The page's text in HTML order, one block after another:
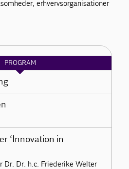
erhvervsorganisationer
PROGRAM
‘Innovation in
Dr. Dr. h.c. Friederike Welter